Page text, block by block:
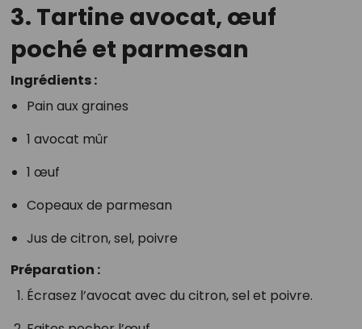
3. Tartine avocat, œuf
poché et parmesan
Ingrédients :
Pain aux graines
1 avocat mûr
1 œuf
Copeaux de parmesan
Jus de citron, sel, poivre
Préparation :
Écrasez l’avocat avec du citron, sel et poivre.